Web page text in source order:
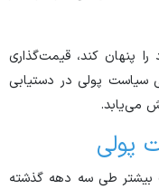
پنهان کند، قیمت‌گذاری
سیاست پولی در دستیابی
می‌یابد.
پولی
بیشتر طی سه دهه گذشته